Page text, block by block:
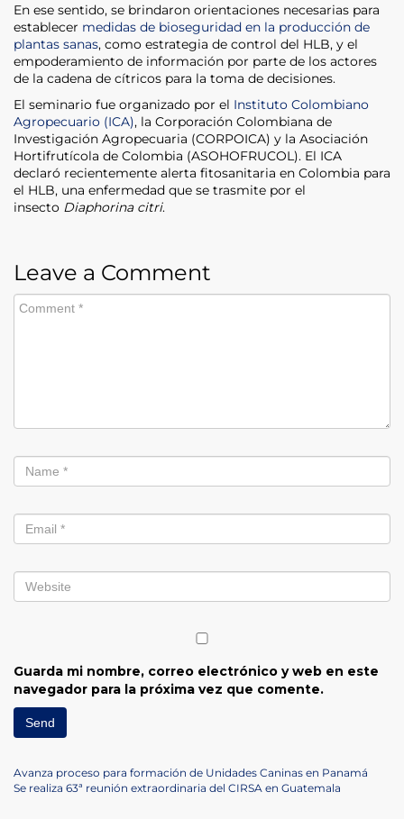
En ese sentido, se brindaron orientaciones necesarias para
establecer medidas de bioseguridad en la producción de
plantas sanas, como estrategia de control del HLB, y el
empoderamiento de información por parte de los actores
de la cadena de cítricos para la toma de decisiones.
El seminario fue organizado por el Instituto Colombiano
Agropecuario (ICA), la Corporación Colombiana de
Investigación Agropecuaria (CORPOICA) y la Asociación
Hortifrutícola de Colombia (ASOHOFRUCOL). El ICA
declaró recientemente alerta fitosanitaria en Colombia para
el HLB, una enfermedad que se trasmite por el
insecto Diaphorina citri.
Leave a Comment
Guarda mi nombre, correo electrónico y web en este
navegador para la próxima vez que comente.
Navegación
Previous
Post
Avanza proceso para formación de Unidades Caninas en Panamá
Next
Se realiza 63ª reunión extraordinaria del CIRSA en Guatemala